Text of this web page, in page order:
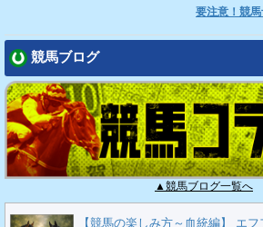
要注意！競
競馬ブログ
▲競馬ブログ一覧へ
【競馬の楽しみ方～血統編】 エ